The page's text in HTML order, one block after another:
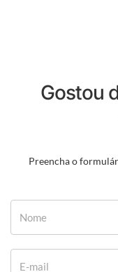
Gostou
Preencha o